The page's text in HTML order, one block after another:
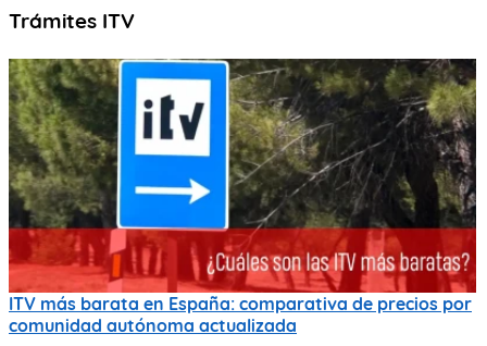
Trámites ITV
ITV más barata en España: comparativa de precios por
comunidad autónoma actualizada